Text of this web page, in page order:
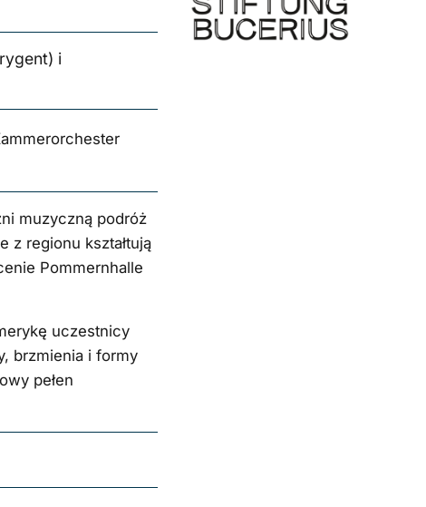
i
muzyczną podróż
z regionu kształtują
Pommernhalle
uczestnicy
brzmienia i formy
pełen